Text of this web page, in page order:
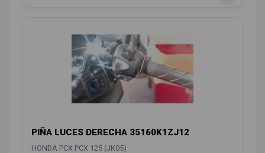
PIÑA LUCES DERECHA 35160K1ZJ12
HONDA PCX PCX 125 (JK05)